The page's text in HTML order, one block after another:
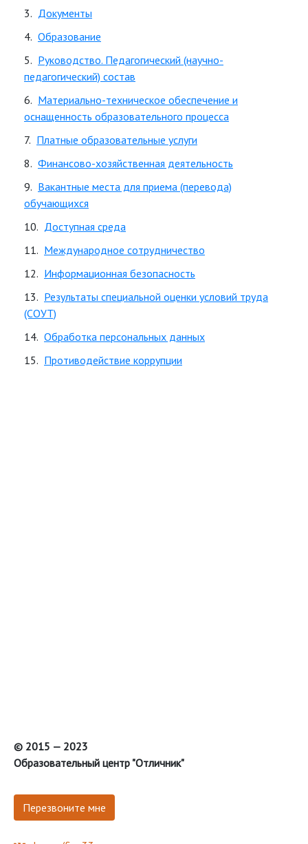
Документы
Образование
Руководство. Педагогический (научно-
педагогический) состав
Материально-техническое обеспечение и
оснащенность образовательного процесса
Платные образовательные услуги
Финансово-хозяйственная деятельность
Вакантные места для приема (перевода)
обучающихся
Доступная среда
Международное сотрудничество
Информационная безопасность
Результаты специальной оценки условий труда
(СОУТ)
Обработка персональных данных
Противодействие коррупции
© 2015 — 2023
Образовательный центр "Отличник"
Перезвоните мне